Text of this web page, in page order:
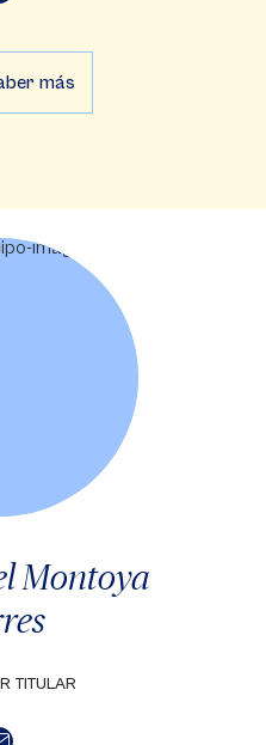
más
Montoya
TITULAR